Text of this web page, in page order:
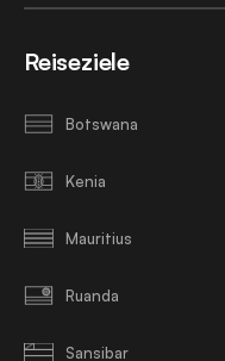
Reiseziele
Botswana
Kenia
Mauritius
Ruanda
Sansibar